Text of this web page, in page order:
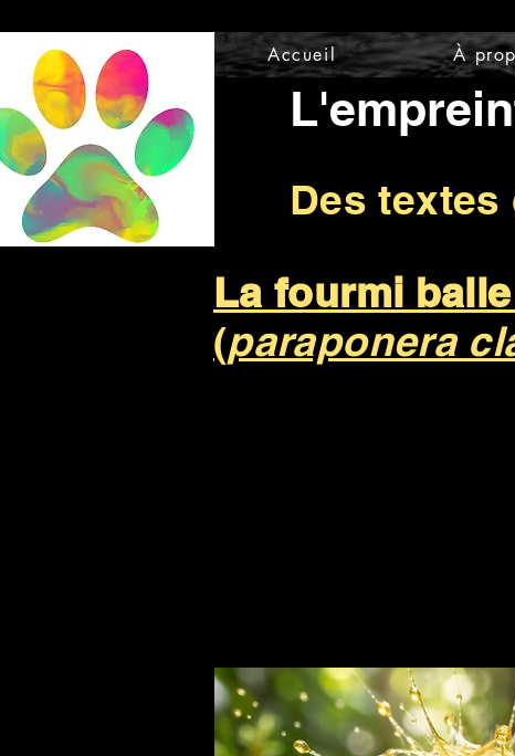
Accueil À
Des
La fourmi
(paraponera